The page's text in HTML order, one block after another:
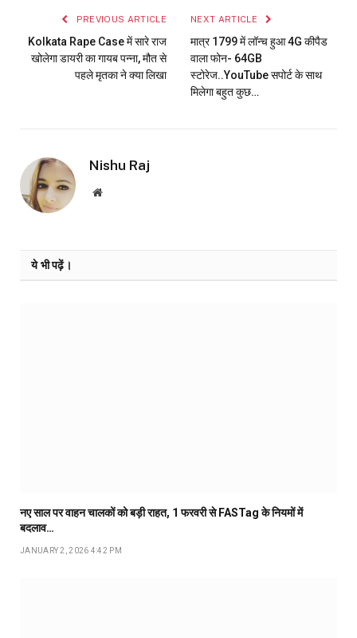
PREVIOUS ARTICLE
Kolkata Rape Case में सारे राज
खोलेगा डायरी का गायब पन्ना, मौत से
पहले मृतका ने क्या लिखा
NEXT ARTICLE
मात्र ₹1799 में लॉन्च हुआ 4G कीपैड
वाला फोन- 64GB
स्टोरेज..YouTube सपोर्ट के साथ
मिलेगा बहुत कुछ…
Nishu Raj
Website
ये भी पढ़ें।
नए साल पर वाहन चालकों को बड़ी राहत, 1 फरवरी से FASTag के नियमों में
बदलाव…
JANUARY 2, 2026 4:42 PM